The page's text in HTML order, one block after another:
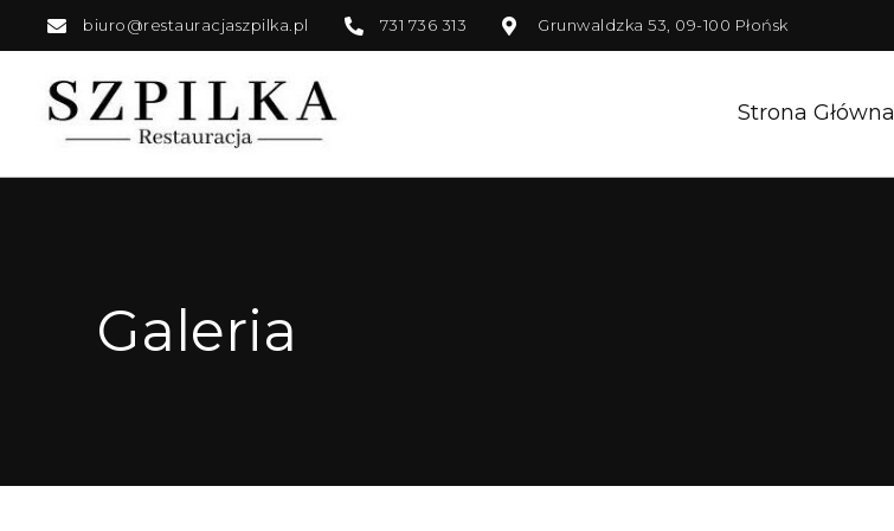
biuro@restauracjaszpilka.pl 731 736 313 Grunwaldzka 53, 09-100 Płońsk
Strona Główna
Galeria